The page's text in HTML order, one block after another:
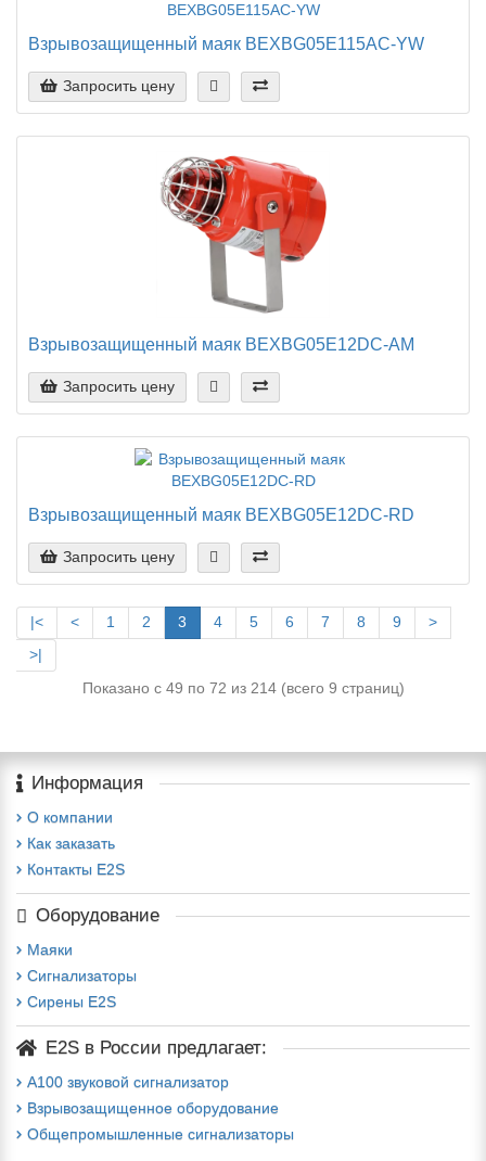
Взрывозащищенный маяк BEXBG05E115AC-YW
Запросить цену
Взрывозащищенный маяк BEXBG05E12DC-AM
Запросить цену
Взрывозащищенный маяк BEXBG05E12DC-RD
Запросить цену
|< < 1 2 3 4 5 6 7 8 9
>
>|
Показано с 49 по 72 из 214 (всего 9 страниц)
Информация
О компании
Как заказать
Контакты E2S
Оборудование
Маяки
Сигнализаторы
Сирены E2S
E2S в России предлагает:
A100 звуковой сигнализатор
Взрывозащищенное оборудование
Общепромышленные сигнализаторы